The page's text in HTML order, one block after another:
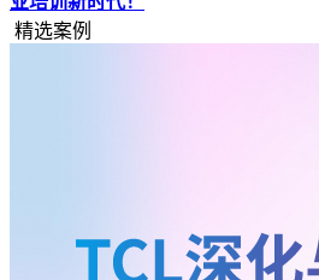
精选案例